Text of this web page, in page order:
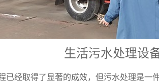
生活污水处理设
已经取得了显著的成效，但污水处理是一